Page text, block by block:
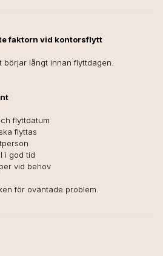
faktorn vid kontorsflytt
långt innan flyttdagen.
flyttdatum
flyttas
i god tid
vid behov
för oväntade problem.